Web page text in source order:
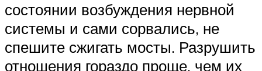
состоянии возбуждения нервной
системы и сами сорвались, не
спешите сжигать мосты. Разрушить
отношения гораздо проще, чем их